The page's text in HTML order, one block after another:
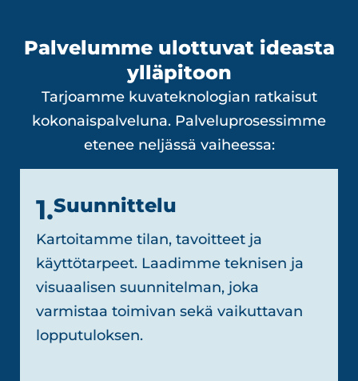
Palvelumme ulottuvat ideasta
ylläpitoon
Tarjoamme kuvateknologian ratkaisut
kokonaispalveluna. Palveluprosessimme
etenee neljässä vaiheessa:
1.Suunnittelu
Kartoitamme tilan, tavoitteet ja
käyttötarpeet. Laadimme teknisen ja
visuaalisen suunnitelman, joka
varmistaa toimivan sekä vaikuttavan
lopputuloksen.